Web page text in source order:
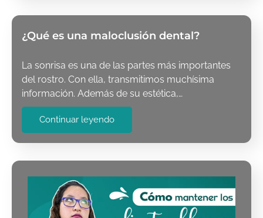
¿Qué es una maloclusión dental?
La sonrisa es una de las partes más importantes
del rostro. Con ella, transmitimos muchísima
información. Además de su estética,…
Continuar leyendo